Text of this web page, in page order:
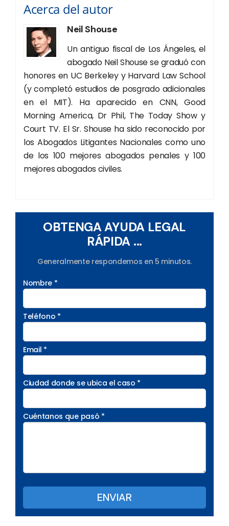
Acerca del autor
Neil Shouse
Un antiguo fiscal de Los Ángeles, el
abogado Neil Shouse se graduó con
honores en UC Berkeley y Harvard Law School
(y completó estudios de posgrado adicionales
en el MIT). Ha aparecido en CNN, Good
Morning America, Dr Phil, The Today Show y
Court TV. El Sr. Shouse ha sido reconocido por
los Abogados Litigantes Nacionales como uno
de los 100 mejores abogados penales y 100
mejores abogados civiles.
OBTENGA AYUDA LEGAL
RÁPIDA ...
Generalmente respondemos en 5 minutos.
Nombre *
Teléfono *
Email *
Ciudad donde se ubica el caso *
Cuéntanos que pasó *